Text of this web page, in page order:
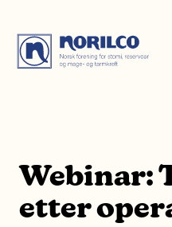
Webinar:
etter